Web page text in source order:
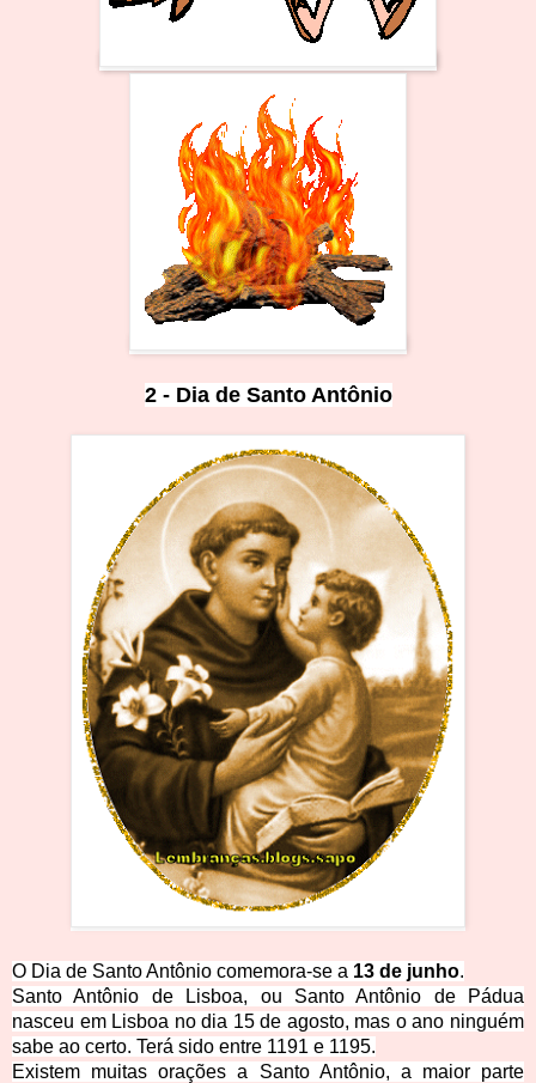
2 - Dia de SantoAntônio
O Dia de Santo Antônio comemora-se a 13 de junho.
Santo Antônio de Lisboa, ou Santo Antônio de Pádua
nasceu em Lisboa no dia 15 de agosto, mas o ano ninguém
sabe ao certo. Terá sido entre 1191 e 1195.
Existem muitas orações a Santo Antônio, a maior parte